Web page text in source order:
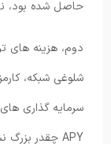
حاصل شده بود،
دوم، هزینه های
شلوغی شبکه،
سرمایه گذاری
APY چقدر بزرگ نشان داده شده باشد.